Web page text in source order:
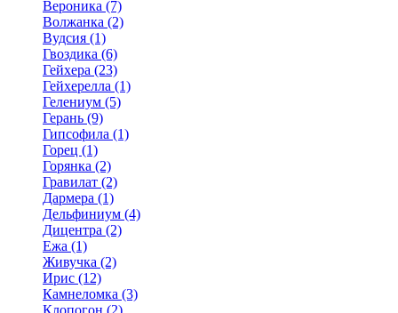
Вероника (7)
Волжанка (2)
Вудсия (1)
Гвоздика (6)
Гейхера (23)
Гейхерелла (1)
Гелениум (5)
Герань (9)
Гипсофила (1)
Горец (1)
Горянка (2)
Гравилат (2)
Дармера (1)
Дельфиниум (4)
Дицентра (2)
Ежа (1)
Живучка (2)
Ирис (12)
Камнеломка (3)
Клопогон (2)